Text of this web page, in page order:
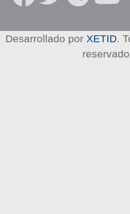
E
Desarrollado por XETID .